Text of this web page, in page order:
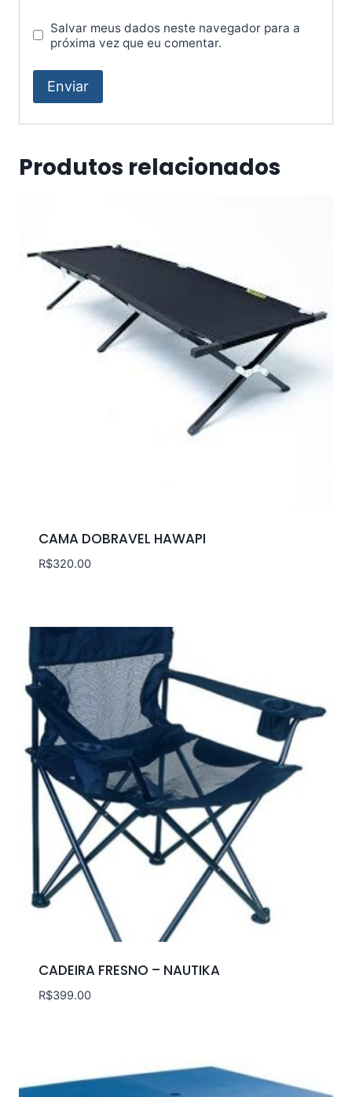
Salvar meus dados neste navegador para a
próxima vez que eu comentar.
Produtos relacionados
CAMA DOBRAVEL HAWAPI
R$320.00
CADEIRA FRESNO – NAUTIKA
R$399.00